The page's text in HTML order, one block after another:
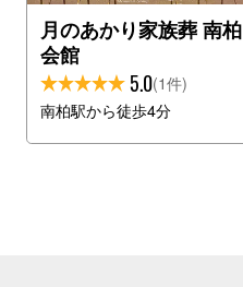
月のあかり家族葬 南柏
会館
5.0(1件)
南柏駅から徒歩4分